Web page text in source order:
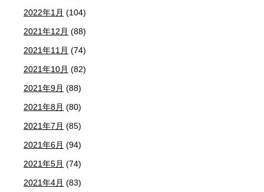
2022年1月 (104)
2021年12月 (88)
2021年11月 (74)
2021年10月 (82)
2021年9月 (88)
2021年8月 (80)
2021年7月 (85)
2021年6月 (94)
2021年5月 (74)
2021年4月 (83)